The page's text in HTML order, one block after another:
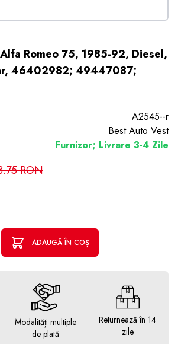
Romeo 75, 1985-92, Diesel,
46402982; 49447087;
A2545--r
Best Auto Vest
Furnizor; Livrare 3-4 Zile
RON
ADAUGĂ ÎN COȘ
Modalități multiple
de plată
Returnează în 14
zile